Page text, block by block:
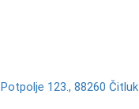
Potpolje 123., 88260 Čitluk